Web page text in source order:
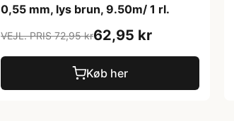
0,55 mm, lys brun, 9.50m/ 1 rl.
VEJL. PRIS 72,95 kr62,95 kr
Køb her